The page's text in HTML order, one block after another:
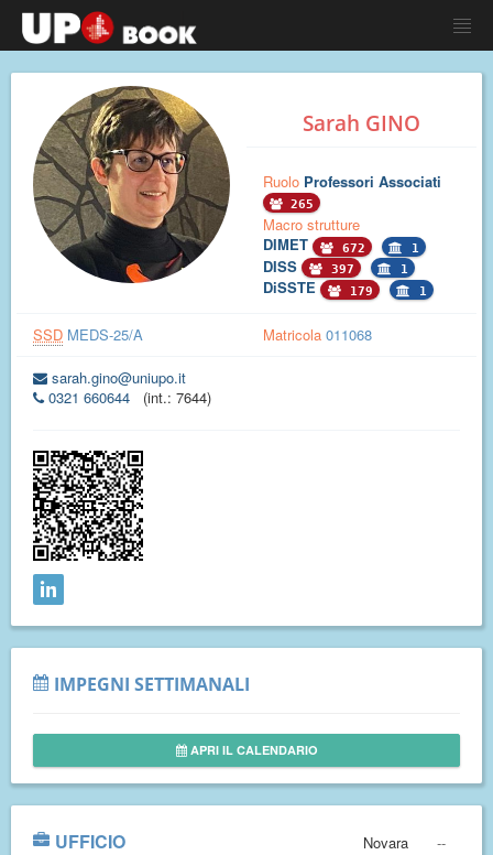
Sarah GINO
Ruolo Professori Associati
265
Macro strutture
DIMET
672 1
DISS 397 1
DiSSTE 179 1
SSD MEDS-25/A Matricola 011068
sarah.gino@uniupo.it
0321 660644
(int.: 7644)
IMPEGNI SETTIMANALI
APRI IL CALENDARIO
UFFICIO Novara --